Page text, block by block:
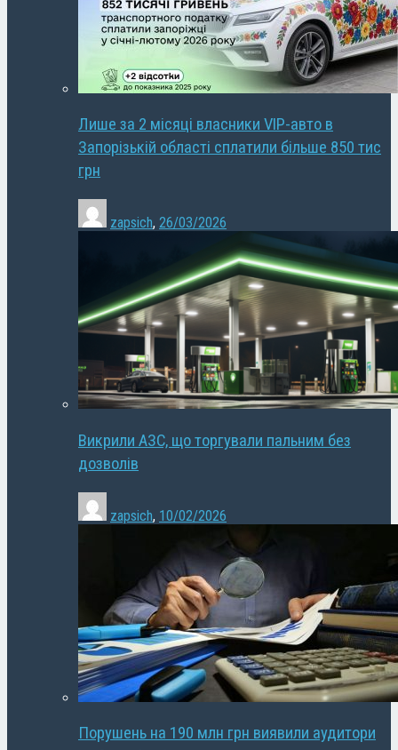
Лише за 2 місяці власники VIP-авто в
Запорізькій області сплатили більше 850 тис
грн
zapsich, 26/03/2026
Викрили АЗС, що торгували пальним без
дозволів
zapsich, 10/02/2026
Порушень на 190 млн грн виявили аудитори